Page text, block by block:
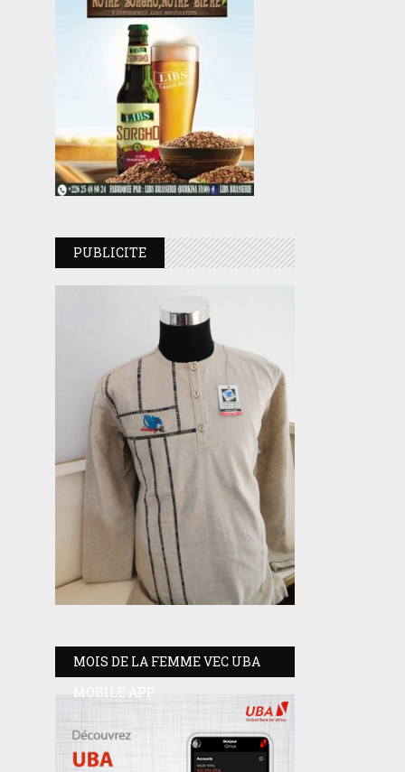
PUBLICITE
MOIS DE LA FEMME VEC UBA
MOBILE APP